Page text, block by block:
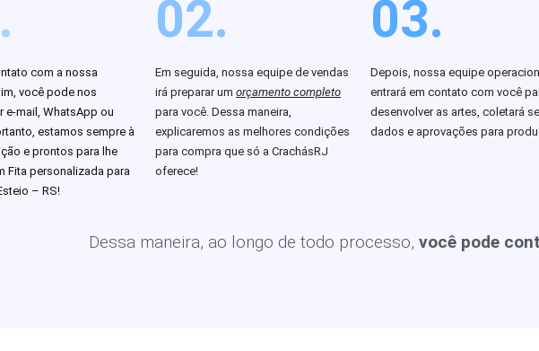
com a nossa
você pode nos
e-mail, WhatsApp ou
estamos sempre à
e prontos para lhe
Fita personalizada para
– RS!
02.
Em seguida, nossa equipe de vendas
irá preparar um orçamento completo
para você. Dessa maneira,
explicaremos as melhores condições
para compra que só a CrachásRJ
oferece!
03.
Depois, nossa equipe
entrará em contato com você
desenvolver as artes, coletará
dados e aprovações para
Dessa maneira, ao longo de todo processo, você pode